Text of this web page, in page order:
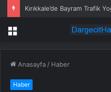
Kırıkkale’de Bayram Trafik
Menü
Anasayfa / Haber
Haber